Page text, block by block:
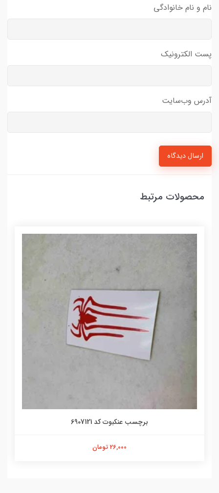
نام و نام خانوادگی
پست الکترونیک
آدرس وب‌سایت
ارسال دیدگاه
محصولات مرتبط
برچسب عنکبوت کد 6907121
26,000 تومان